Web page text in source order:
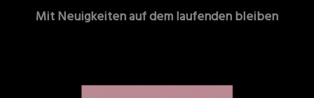
Mit Neuigkeiten auf dem laufenden bleiben